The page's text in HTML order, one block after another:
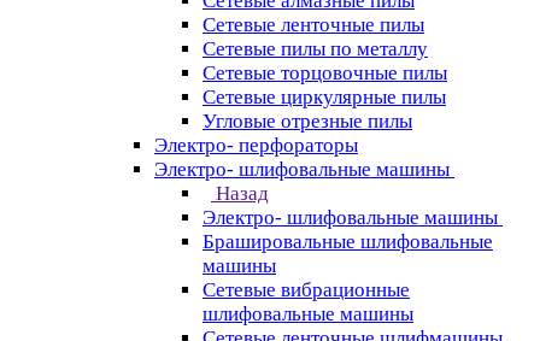
Сетевые ленточные пилы
Сетевые пилы по металлу
Сетевые торцовочные пилы
Сетевые циркулярные пилы
Угловые отрезные пилы
Электро- перфораторы
Электро- шлифовальные машины
Назад
Электро- шлифовальные машины
Брашировальные шлифовальные
машины
Сетевые вибрационные
шлифовальные машины